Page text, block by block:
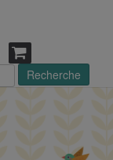
Recherche